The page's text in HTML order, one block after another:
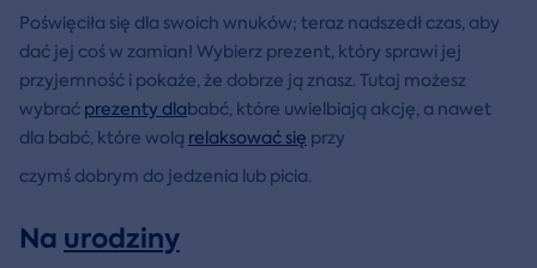
Poświęciła się dla swoich wnuków; teraz nadszedł czas, aby
dać jej coś w zamian! Wybierz prezent, który sprawi jej
przyjemność i pokaże, że dobrze ją znasz. Tutaj możesz
wybrać prezenty dlababć, które uwielbiają akcję, a nawet
dla babć, które wolą relaksować się przy
czymś dobrym do jedzenia lub picia.
Na urodziny